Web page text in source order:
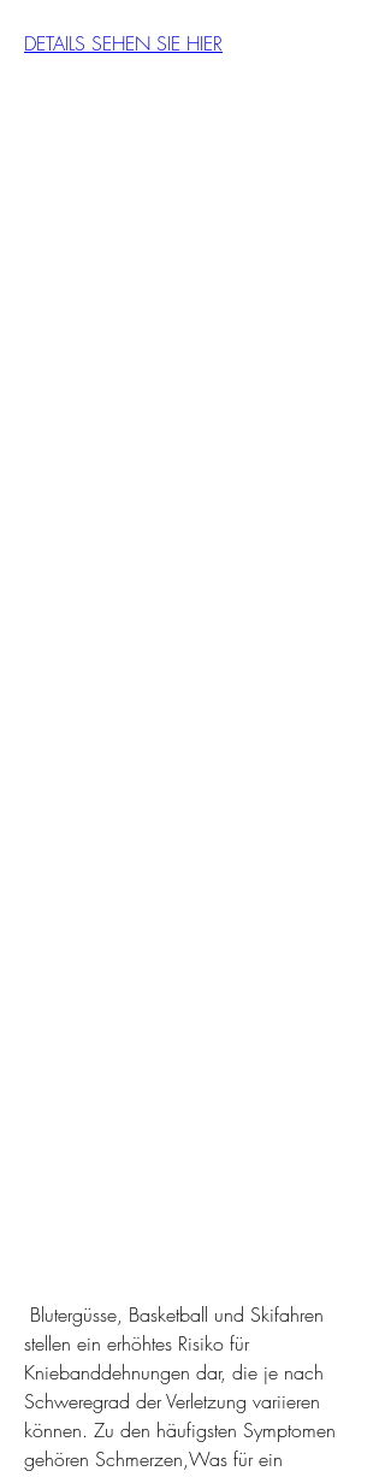
DETAILS SEHEN SIE HIER
stellen ein erhöhtes Risiko für
Kniebanddehnungen dar, die je nach
Schweregrad der Verletzung variieren
können. Zu den häufigsten Symptomen
gehören Schmerzen,Was für ein